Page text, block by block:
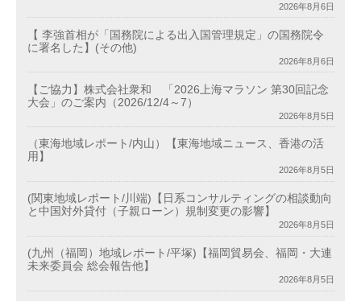
2026年8月6日
【 李強首相が「国務院による出入国管理規定」の国務院令
に署名した】(その他)
2026年8月6日
【ご協力】株式会社衆和 「2026上海マラソン 第30回記念
大会」のご案内（2026/12/4～7）
2026年8月5日
（東海地域レポート/内山）【東海地域ニュース、香港の活
用】
2026年8月5日
(関東地域レポート/川端)【日系コンサルティングの相談動向
と中国対外貸付（子親ローン）規制変更の影響】
2026年8月5日
(九州（福岡）地域レポート/平塚)【福岡貿易会、福岡・大連
未来委員会 総会報告他】
2026年8月5日